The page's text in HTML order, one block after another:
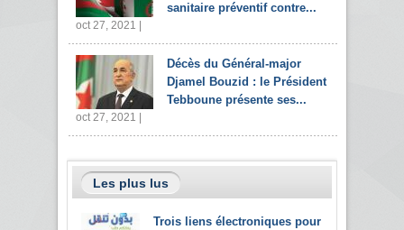
sanitaire préventif contre...
oct 27, 2021 |
Décès du Général-major
Djamel Bouzid : le Président
Tebboune présente ses...
oct 27, 2021 |
Les plus lus
Trois liens électroniques pour